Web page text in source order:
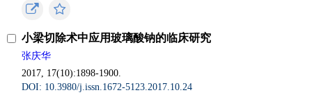
小梁切除术中应用玻璃酸钠的临床研究
张庆华
2017, 17(10):1898-1900.
DOI: 10.3980/j.issn.1672-5123.2017.10.24